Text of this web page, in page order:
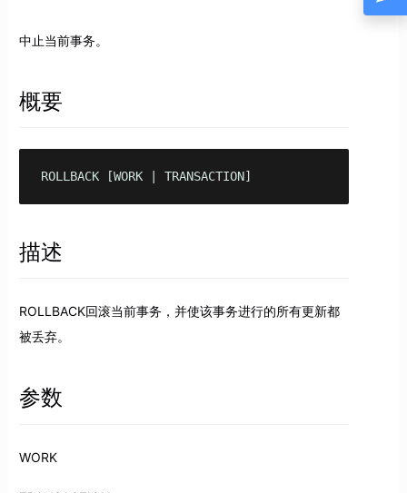
中止当前事务。
概要
ROLLBACK [WORK | TRANSACTION]
描述
ROLLBACK回滚当前事务，并使该事务进行的所有更新都
被丢弃。
参数
WORK